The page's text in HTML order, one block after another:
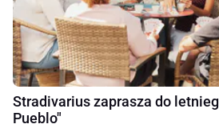
Stradivarius zaprasza do
Pueblo"